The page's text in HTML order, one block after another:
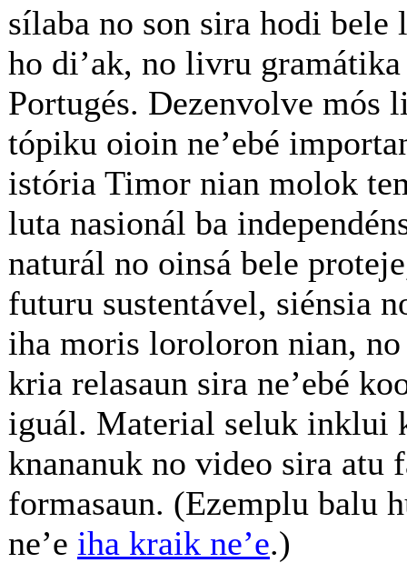
sílaba no son sira hodi bele
ho di’ak, no livru gramátika
Portugés. Dezenvolve mós
tópiku oioin ne’ebé
istória Timor nian molok
luta nasionál ba
naturál no oinsá bele
futuru sustentável, siénsia
iha moris loroloron nian, no
kria relasaun sira ne’ebé
iguál. Material seluk inklui
knananuk no video sira atu
formasaun. (Ezemplu balu
ne’e iha kraik ne’e.)